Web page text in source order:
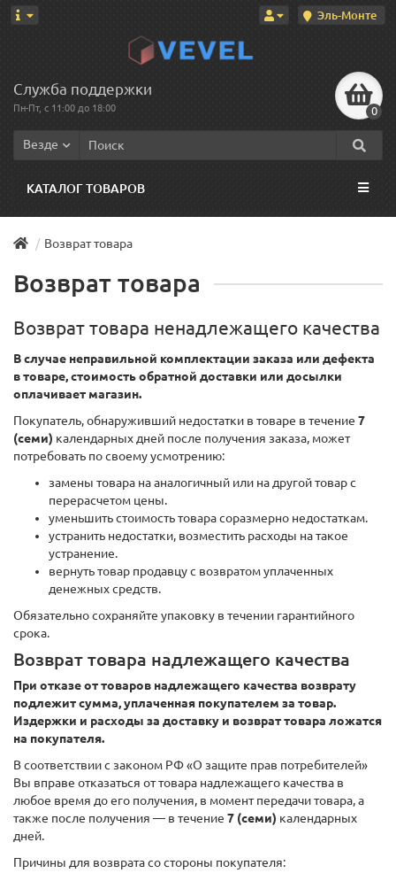
Эль-Монте
Служба поддержки
Пн-Пт, с 11:00 до 18:00 0
Везде
КАТАЛОГ ТОВАРОВ
Возврат товара
Возврат товара
Возврат товара ненадлежащего качества
В случае неправильной комплектации заказа или дефекта
в товаре, стоимость обратной доставки или досылки
оплачивает магазин.
Покупатель, обнаруживший недостатки в товаре в течение 7
(семи) календарных дней после получения заказа, может
потребовать по своему усмотрению:
замены товара на аналогичный или на другой товар с
перерасчетом цены.
уменьшить стоимость товара соразмерно недостаткам.
устранить недостатки, возместить расходы на такое
устранение.
вернуть товар продавцу с возвратом уплаченных
денежных средств.
Обязательно сохраняйте упаковку в течении гарантийного
срока.
Возврат товара надлежащего качества
При отказе от товаров надлежащего качества возврату
подлежит сумма, уплаченная покупателем за товар.
Издержки и расходы за доставку и возврат товара ложатся
на покупателя.
В соответствии с законом РФ «О защите прав потребителей»
Вы вправе отказаться от товара надлежащего качества в
любое время до его получения, в момент передачи товара, а
также после получения — в течение 7 (семи) календарных
дней.
Причины для возврата со стороны покупателя: